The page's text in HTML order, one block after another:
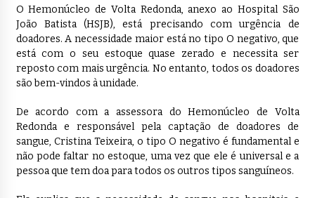
O Hemonúcleo de Volta Redonda, anexo ao Hospital São
João Batista (HSJB), está precisando com urgência de
doadores. A necessidade maior está no tipo O negativo, que
está com o seu estoque quase zerado e necessita ser
reposto com mais urgência. No entanto, todos os doadores
são bem-vindos à unidade.
De acordo com a assessora do Hemonúcleo de Volta
Redonda e responsável pela captação de doadores de
sangue, Cristina Teixeira, o tipo O negativo é fundamental e
não pode faltar no estoque, uma vez que ele é universal e a
pessoa que tem doa para todos os outros tipos sanguíneos.